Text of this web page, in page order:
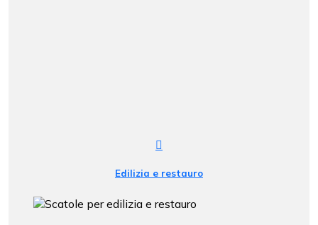
Edilizia e restauro